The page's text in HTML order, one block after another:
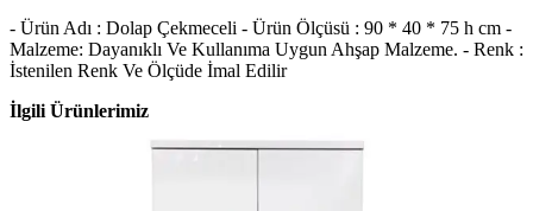
- Ürün Adı : Dolap Çekmeceli - Ürün Ölçüsü : 90 * 40 * 75 h cm -
Malzeme: Dayanıklı Ve Kullanıma Uygun Ahşap Malzeme. - Renk :
İstenilen Renk Ve Ölçüde İmal Edilir
İlgili Ürünlerimiz